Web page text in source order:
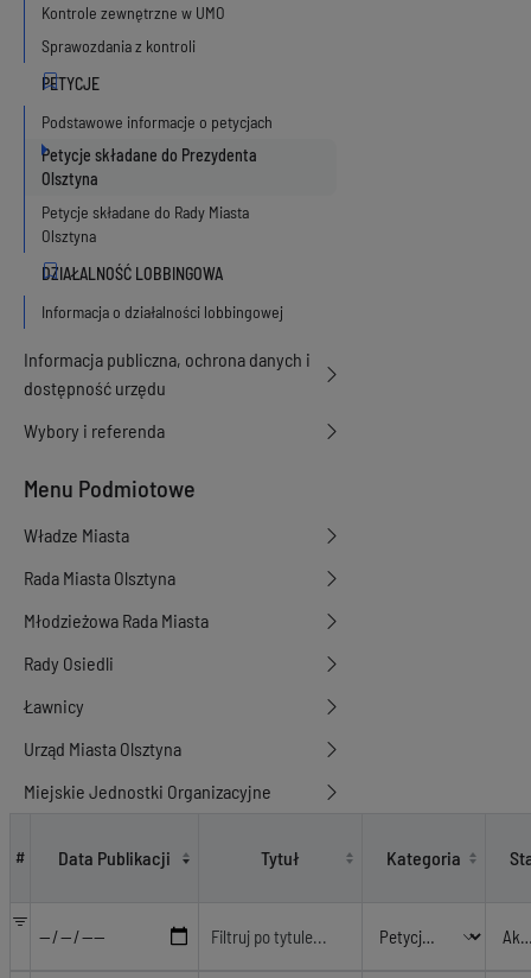
Kontrole zewnętrzne w UMO
Sprawozdania z kontroli
Podstawowe informacje o petycjach
Petycje składane do Prezydenta
Olsztyna
Petycje składane do Rady Miasta
Olsztyna
Informacja o działalności lobbingowej
Informacja publiczna, ochrona danych i
dostępność urzędu
Wybory i referenda
Menu Podmiotowe
Władze Miasta
Rada Miasta Olsztyna
Młodzieżowa Rada Miasta
Rady Osiedli
Ławnicy
Urząd Miasta Olsztyna
Miejskie Jednostki Organizacyjne
# Data Publikacji Tytuł Kategoria